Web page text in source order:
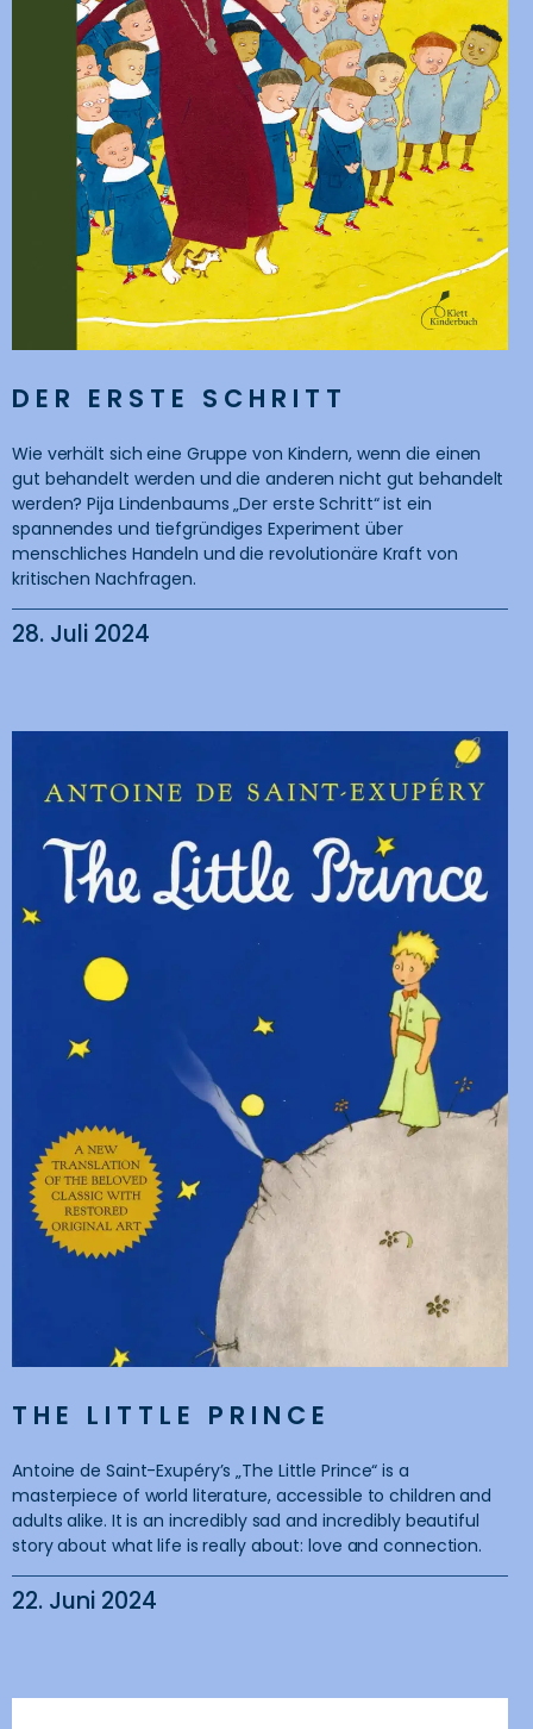
DER ERSTE SCHRITT
Wie verhält sich eine Gruppe von Kindern, wenn die einen
gut behandelt werden und die anderen nicht gut behandelt
werden? Pija Lindenbaums „Der erste Schritt“ ist ein
spannendes und tiefgründiges Experiment über
menschliches Handeln und die revolutionäre Kraft von
kritischen Nachfragen.
28. Juli 2024
THE LITTLE PRINCE
Antoine de Saint-Exupéry’s „The Little Prince“ is a
masterpiece of world literature, accessible to children and
adults alike. It is an incredibly sad and incredibly beautiful
story about what life is really about: love and connection.
22. Juni 2024